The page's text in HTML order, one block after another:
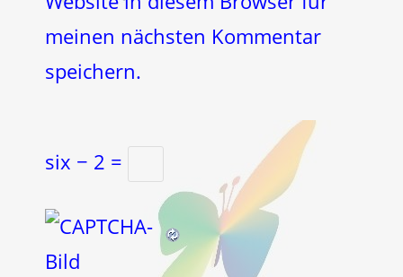
meinen nächsten Kommentar
speichern.
six − 2 =